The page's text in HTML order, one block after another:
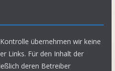
übernehmen wir keine
Links. Für den Inhalt der
deren Betreiber